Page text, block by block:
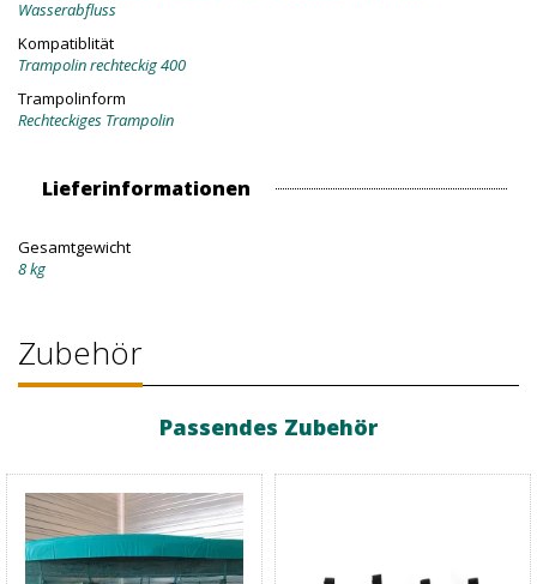
Wasserabfluss
Kompatiblität
Trampolin rechteckig 400
Trampolinform
Rechteckiges Trampolin
Lieferinformationen
Gesamtgewicht
8 kg
Zubehör
Passendes Zubehör